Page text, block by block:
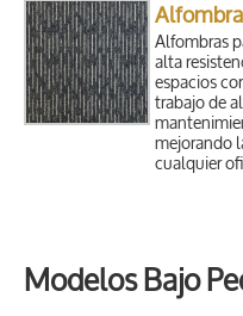
Alfombras
alta
espacios
trabajo de
mejorando
cualquier
Modelos Bajo